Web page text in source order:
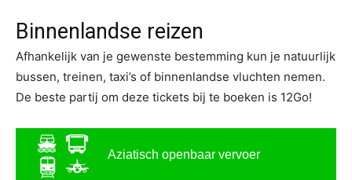
Binnenlandse reizen
Afhankelijk van je gewenste bestemming kun je natuurlijk
bussen, treinen, taxi’s of binnenlandse vluchten nemen.
De beste partij om deze tickets bij te boeken is 12Go!
Aziatisch openbaar vervoer